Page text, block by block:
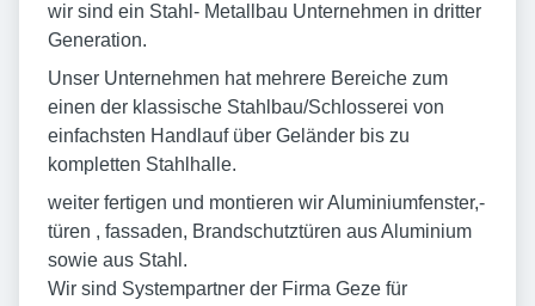
wir sind ein Stahl- Metallbau Unternehmen in dritter
Generation.
Unser Unternehmen hat mehrere Bereiche zum
einen der klassische Stahlbau/Schlosserei von
einfachsten Handlauf über Geländer bis zu
kompletten Stahlhalle.
weiter fertigen und montieren wir Aluminiumfenster,-
türen , fassaden, Brandschutztüren aus Aluminium
sowie aus Stahl.
Wir sind Systempartner der Firma Geze für